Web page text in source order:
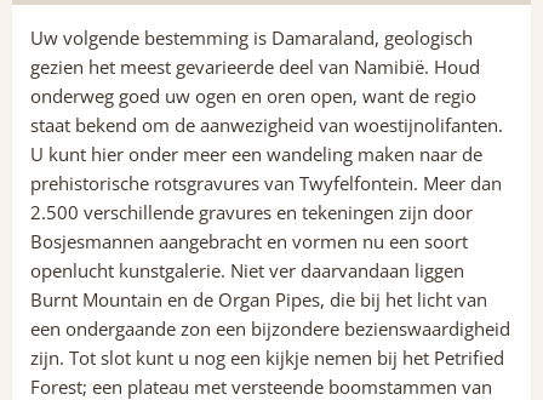
Uw volgende bestemming is Damaraland, geologisch
gezien het meest gevarieerde deel van Namibië. Houd
onderweg goed uw ogen en oren open, want de regio
staat bekend om de aanwezigheid van woestijnolifanten.
U kunt hier onder meer een wandeling maken naar de
prehistorische rotsgravures van Twyfelfontein. Meer dan
2.500 verschillende gravures en tekeningen zijn door
Bosjesmannen aangebracht en vormen nu een soort
openlucht kunstgalerie. Niet ver daarvandaan liggen
Burnt Mountain en de Organ Pipes, die bij het licht van
een ondergaande zon een bijzondere bezienswaardigheid
zijn. Tot slot kunt u nog een kijkje nemen bij het Petrified
Forest; een plateau met versteende boomstammen van